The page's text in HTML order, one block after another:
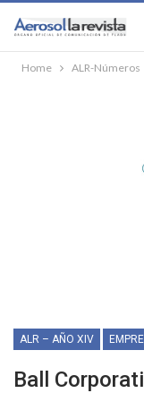
Home ALR-Números
ALR – AÑO XIV
Ball